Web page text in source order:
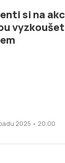
si na
2025 • 20:00